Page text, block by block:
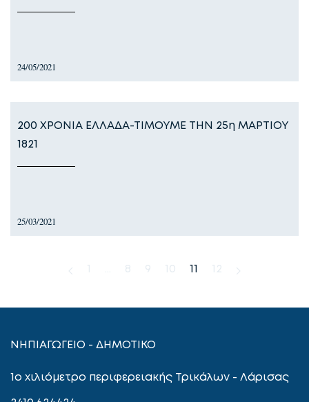
24/05/2021
200 ΧΡΟΝΙΑ ΕΛΛΑΔΑ-ΤΙΜΟΥΜΕ ΤΗΝ 25η ΜΑΡΤΙΟΥ
1821
25/03/2021
1 … 8 9 10 11 12
ΝΗΠΙΑΓΩΓΕΙΟ - ΔΗΜΟΤΙΚΟ
1ο χιλιόμετρο περιφερειακής Τρικάλων - Λάρισας